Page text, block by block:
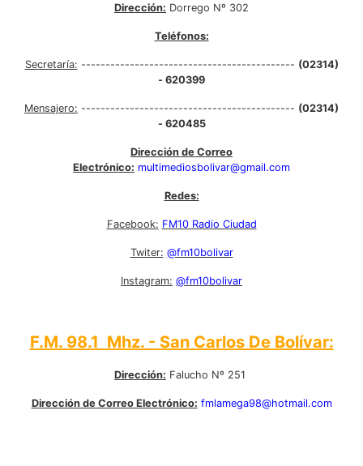
Dirección: Dorrego Nº 302
Teléfonos:
Secretaría: -------------------------------------------- (02314)
- 620399
Mensajero: -------------------------------------------- (02314)
- 620485
Dirección de Correo
Electrónico: multimediosbolivar@gmail.com
Redes:
Facebook: FM10 Radio Ciudad
Twiter: @fm10bolivar
Instagram: @fm10bolivar
F.M. 98.1 Mhz. - San Carlos De Bolívar:
Dirección: Falucho Nº 251
Dirección de Correo Electrónico: fmlamega98@hotmail.com